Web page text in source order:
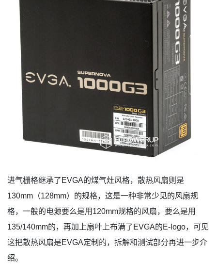
进气栅格继承了EVGA的煤气灶风格，散热风扇则是
130mm（128mm）的规格，这是一种非常少见的风扇规
格，一般的电源要么是用120mm规格的风扇，要么是用
135/140mm的，再加上扇叶上布满了EVGA的E-logo，可见
这把散热风扇是EVGA定制的，拆解和测试部分再进一步介
绍。